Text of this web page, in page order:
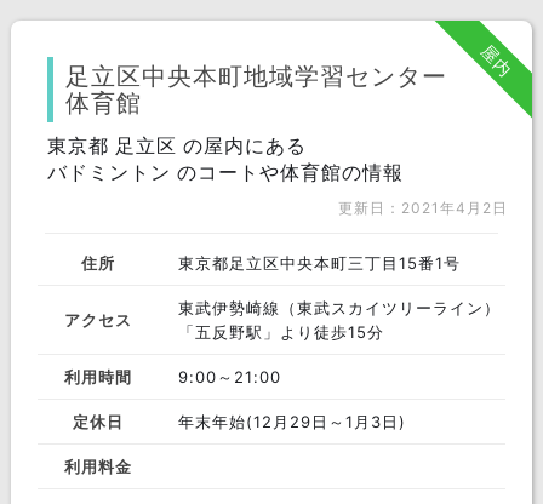
屋内
足立区中央本町地域学習センター
体育館
東京都 足立区 の屋内にある
バドミントン のコートや体育館の情報
更新日：2021年4月2日
住所 東京都足立区中央本町三丁目15番1号
アクセス
東武伊勢崎線（東武スカイツリーライン）
「五反野駅」より徒歩15分
利用時間 9:00～21:00
定休日 年末年始(12月29日～1月3日)
利用料金